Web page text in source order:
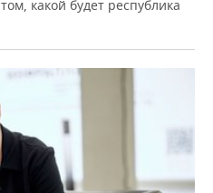
какой будет республика